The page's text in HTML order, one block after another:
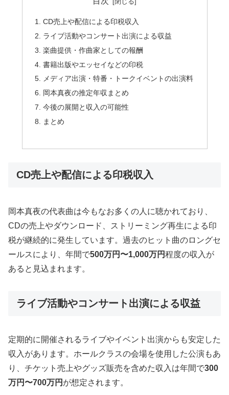
CD売上や配信による印税収入
ライブ活動やコンサート出演による収益
楽曲提供・作曲家としての報酬
書籍出版やエッセイなどの印税
メディア出演・特番・トークイベントの出演料
岡本真夜の推定年収まとめ
今後の展開と収入の可能性
まとめ
CD売上や配信による印税収入
岡本真夜の代表曲は今もなお多くの人に聴かれており、
CDの売上やダウンロード、ストリーミング再生による印
税が継続的に発生しています。過去のヒット曲のロングセ
ールスにより、年間で500万円〜1,000万円程度の収入が
あると見込まれます。
ライブ活動やコンサート出演による収益
定期的に開催されるライブやイベント出演からも安定した
収入があります。ホールクラスの会場を使用した公演もあ
り、チケット売上やグッズ販売を含めた収入は年間で300
万円〜700万円 が想定されます。